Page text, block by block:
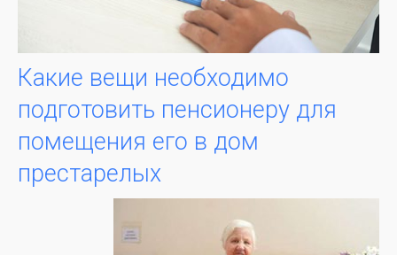
Какие вещи необходимо
подготовить пенсионеру для
помещения его в дом
престарелых